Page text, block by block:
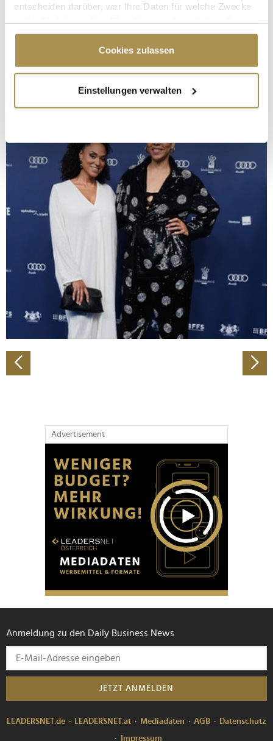
entscheiden darüber, wer Ihre Daten für welche Zwecke
Cookie-Erklärung oder durch Klicken auf das Privacy
Trigger Symbol ändern oder widerrufen
Informationen über Ihre geografische Lage
erfassen, welche bis auf einige Meter genau sein
bestimmten Merkmalen (Fingerprinting) identifizieren
Erfahren Sie mehr darüber, wie Ihre persönlichen Daten
verarbeitet werden, und legen Sie Ihre Präferenzen im
Abschnitt Einzelheitenfest.
Wir verwenden Cookies, um Inhalte und Anzeigen zu
personalisieren, Funktionen für soziale Medien anbieten
zu können und die Zugriffe auf unsere Website zu
analysieren. Außerdem geben wir Informationen zu Ihrer
Verwendung unserer Website an unsere Partner für
soziale Medien, Werbung und Analysen weiter. Unsere
Partner führen diese Informationen möglicherweise mit
weiteren Daten zusammen, die Sie ihnen bereitgestellt
gesammelt haben.
Cookies zulassen
Einstellungen verwalten
Advertisement
Anmeldung zu den Daily Business News
JETZT ANMELDEN
LEADERSNET.de LEADERSNET.at Mediadaten AGB
Datenschutz
Impressum